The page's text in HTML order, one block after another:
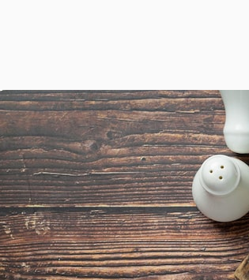
дизайн
Креативная платформа для создания
ваших лучших работ. Более 1
подписчиков среди креаторов,
предприятий, агентств и студий.
Pусский